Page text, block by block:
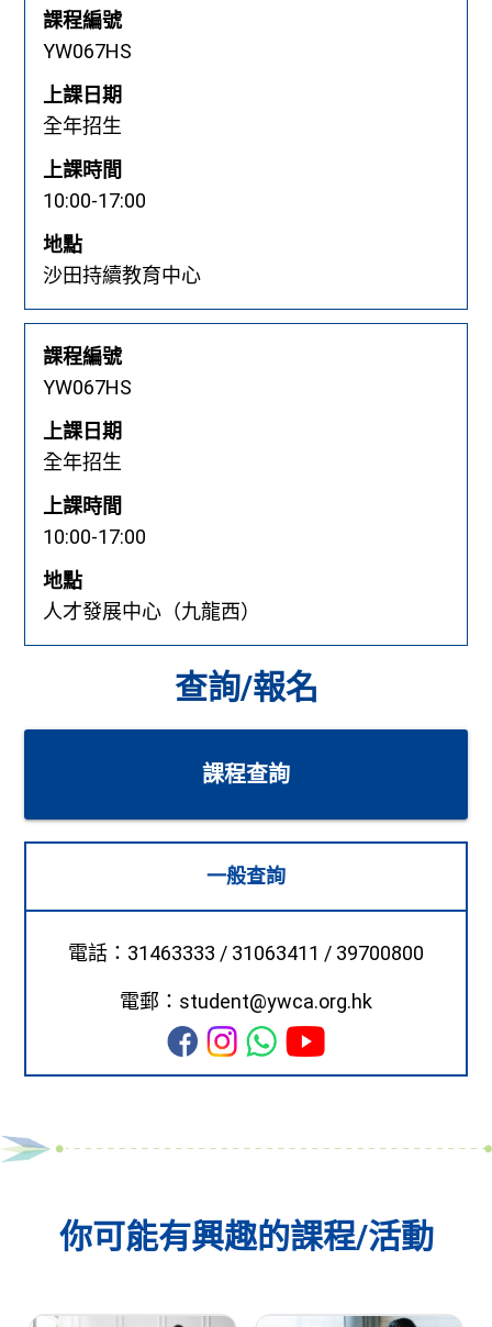
課程編號
YW067HS
上課日期
全年招生
上課時間
10:00-17:00
地點
沙田持續教育中心
課程編號
YW067HS
上課日期
全年招生
上課時間
10:00-17:00
地點
人才發展中心（九龍西）
查詢/報名
課程查詢
一般查詢
電話：31463333 / 31063411 / 39700800
電郵：student@ywca.org.hk
你可能有興趣的課程/活動